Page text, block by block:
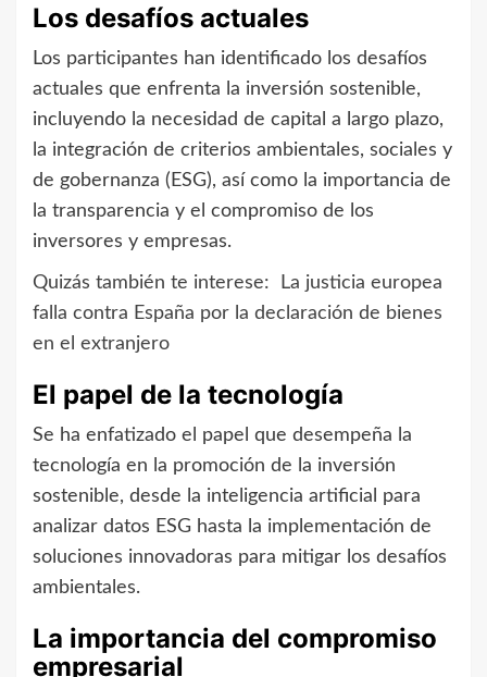
Los desafíos actuales
Los participantes han identificado los desafíos
actuales que enfrenta la inversión sostenible,
incluyendo la necesidad de capital a largo plazo,
la integración de criterios ambientales, sociales y
de gobernanza (ESG), así como la importancia de
la transparencia y el compromiso de los
inversores y empresas.
Quizás también te interese:
La justicia europea
falla contra España por la declaración de bienes
en el extranjero
El papel de la tecnología
Se ha enfatizado el papel que desempeña la
tecnología en la promoción de la inversión
sostenible, desde la inteligencia artificial para
analizar datos ESG hasta la implementación de
soluciones innovadoras para mitigar los desafíos
ambientales.
La importancia del compromiso
empresarial